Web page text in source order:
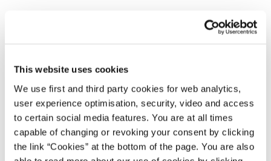
This website uses cookies
We use first and third party cookies for web analytics,
user experience optimisation, security, video and access
to certain social media features. You are at all times
capable of changing or revoking your consent by clicking
the link “Cookies” at the bottom of the page. You are also
I dagene 24.-26. oktober deltager statsminister Anders Fogh
sig om nordisk-baltisk statsministermøde, nordisk
statsministermøde, nordisk statsministermøde med lederne for
Færøerne, Grønland og Åland samt nordisk statsministermøde
med Nordisk Råds Præsidium. Herudover deltager statsministeren
i generaldebatten i Nordisk Råds session.